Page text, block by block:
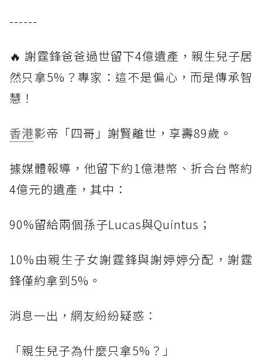
------
🔥 謝霆鋒爸爸過世留下4億遺產，親生兒子居
然只拿5%？專家：這不是偏心，而是傳承智
慧！
香港影帝「四哥」謝賢離世，享壽89歲。
據媒體報導，他留下約1億港幣、折合台幣約
4億元的遺產，其中：
90%留給兩個孫子Lucas與Quintus；
10%由親生子女謝霆鋒與謝婷婷分配，謝霆
鋒僅約拿到5%。
消息一出，網友紛紛疑惑：
「親生兒子為什麼只拿5%？」